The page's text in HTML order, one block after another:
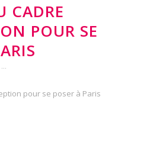
CADRE
POUR SE
pour se poser à Paris